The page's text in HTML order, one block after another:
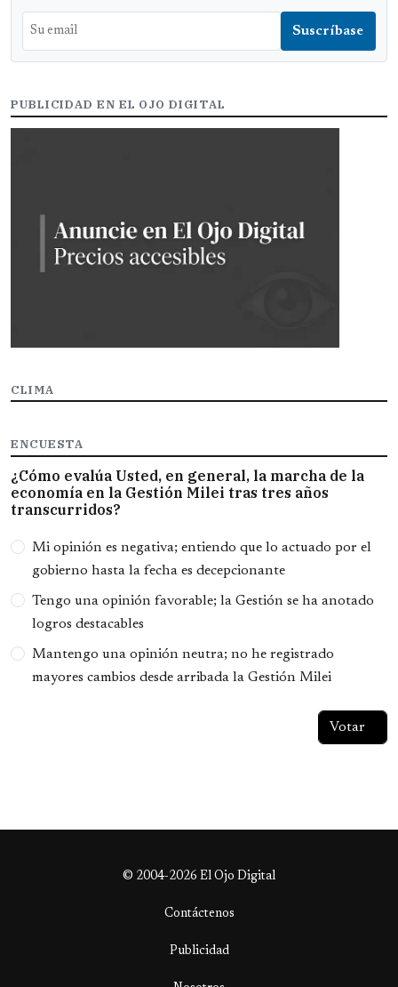
PUBLICIDAD EN EL OJO DIGITAL
CLIMA
ENCUESTA
¿Cómo evalúa Usted, en general, la marcha de la
economía en la Gestión Milei tras tres años
transcurridos?
Opciones
Mi opinión es negativa; entiendo que lo actuado por el
gobierno hasta la fecha es decepcionante
Tengo una opinión favorable; la Gestión se ha anotado
logros destacables
Mantengo una opinión neutra; no he registrado
mayores cambios desde arribada la Gestión Milei
© 2004-2026 El Ojo Digital
Contáctenos
Publicidad